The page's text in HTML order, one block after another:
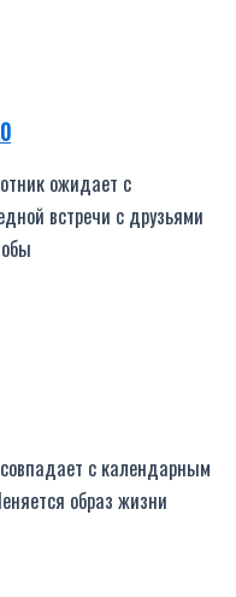
ожидает с
встречи с друзьями
с календарным
образ жизни